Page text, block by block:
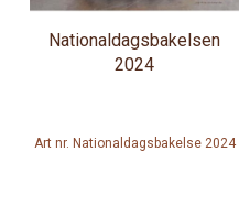
Nationaldagsbakelsen
2024
Art nr. Nationaldagsbakelse 2024